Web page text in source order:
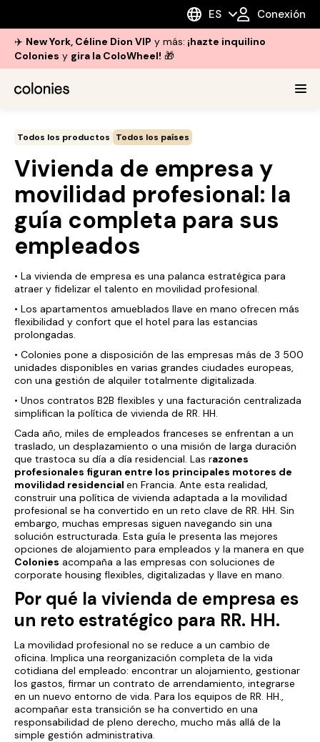
ES Conexión
✈️ New York, Céline Dion VIP y más: ¡hazte inquilino
Colonies y gira la ColoWheel! 🎁
Todos los productos Todos los países
Vivienda de empresa y
movilidad profesional: la
guía completa para sus
empleados
• La vivienda de empresa es una palanca estratégica para
atraer y fidelizar el talento en movilidad profesional.
• Los apartamentos amueblados llave en mano ofrecen más
flexibilidad y confort que el hotel para las estancias
prolongadas.
• Colonies pone a disposición de las empresas más de 3 500
unidades disponibles en varias grandes ciudades europeas,
con una gestión de alquiler totalmente digitalizada.
• Unos contratos B2B flexibles y una facturación centralizada
simplifican la política de vivienda de RR. HH.
Cada año, miles de empleados franceses se enfrentan a un
traslado, un desplazamiento o una misión de larga duración
que trastoca su día a día residencial. Las razones
profesionales figuran entre los principales motores de
movilidad residencial en Francia. Ante esta realidad,
construir una política de vivienda adaptada a la movilidad
profesional se ha convertido en un reto clave de RR. HH. Sin
embargo, muchas empresas siguen navegando sin una
solución estructurada. Esta guía le presenta las mejores
opciones de alojamiento para empleados y la manera en que
Colonies acompaña a las empresas con soluciones de
corporate housing flexibles, digitalizadas y llave en mano.
Por qué la vivienda de empresa es
un reto estratégico para RR. HH.
La movilidad profesional no se reduce a un cambio de
oficina. Implica una reorganización completa de la vida
cotidiana del empleado: encontrar un alojamiento, gestionar
los gastos, firmar un contrato de arrendamiento, integrarse
en un nuevo entorno de vida. Para los equipos de RR. HH.,
acompañar esta transición se ha convertido en una
responsabilidad de pleno derecho, mucho más allá de la
simple gestión administrativa.